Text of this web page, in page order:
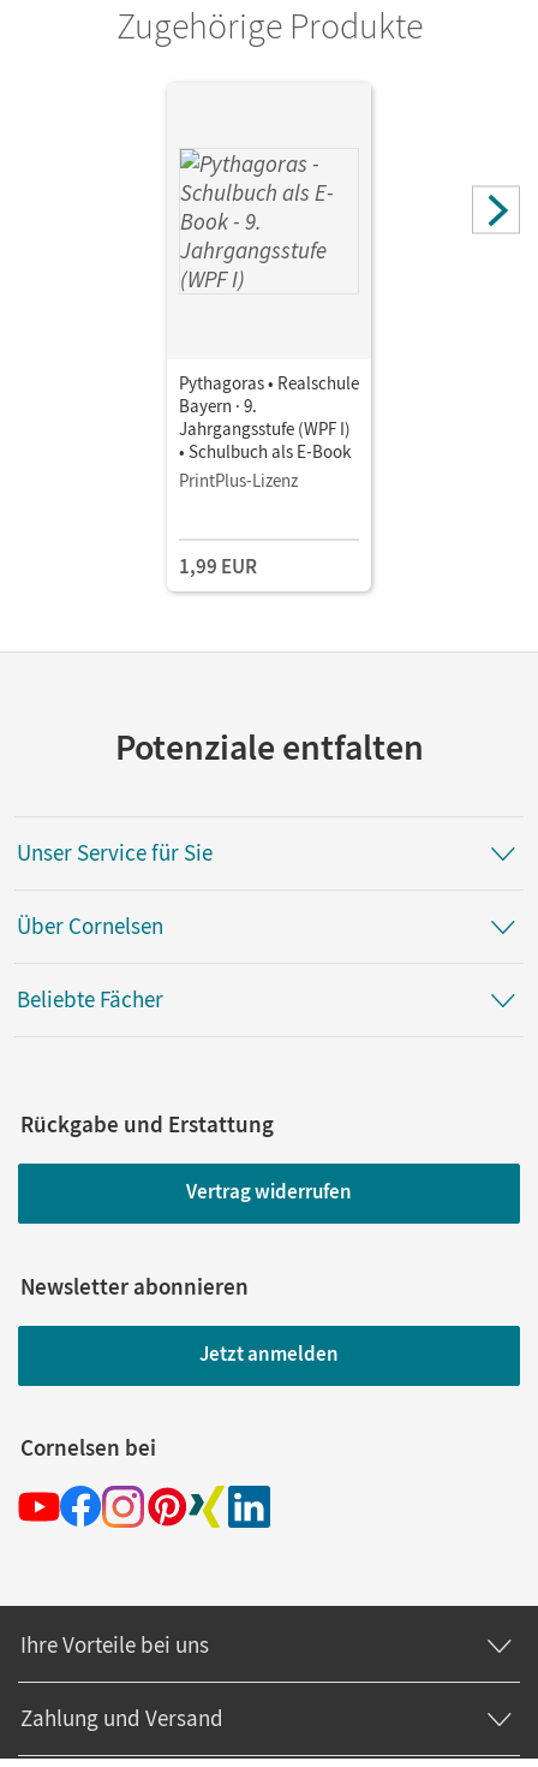
Klein, HannesZugehörige Produkte
Pythagoras • Realschule
Bayern · 9.
Jahrgangsstufe (WPF I)
• Schulbuch als E-Book
PrintPlus-Lizenz
1,99 EUR
Potenziale entfalten
Unser Service für Sie
Über Cornelsen
Beliebte Fächer
Rückgabe und Erstattung
Vertrag widerrufen
Newsletter abonnieren
Jetzt anmelden
Cornelsen bei
Ihre Vorteile bei uns
Zahlung und Versand